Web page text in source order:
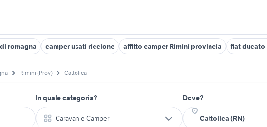
romagna camper usati riccione affitto camper Rimini provincia fiat ducato
Rimini (Prov) Cattolica
In quale categoria?
Caravan e Camper
Dove?